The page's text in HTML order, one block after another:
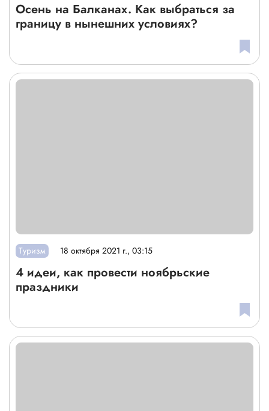
Осень на Балканах. Как выбраться за
границу в нынешних условиях?
Туризм 18 октября 2021 г., 03:15
4 идеи, как провести ноябрьские
праздники